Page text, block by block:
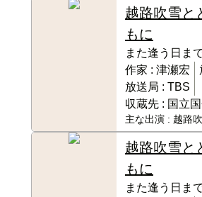
越路吹雪と
もに
また逢う日ま
作家 : 津瀬宏
放送局 : TBS
収蔵先 : 国立
主な出演 : 越路
越路吹雪と
もに
また逢う日ま